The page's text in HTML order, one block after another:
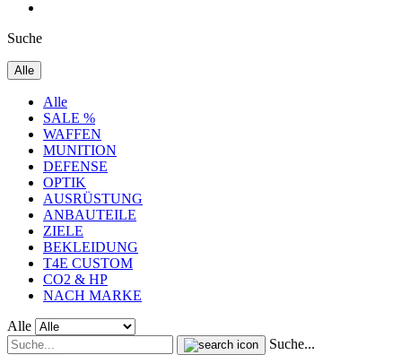
Suche
Alle
Alle
SALE %
WAFFEN
MUNITION
DEFENSE
OPTIK
AUSRÜSTUNG
ANBAUTEILE
ZIELE
BEKLEIDUNG
T4E CUSTOM
CO2 & HP
NACH MARKE
Alle
Suche...